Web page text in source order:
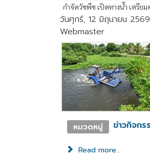
กำจัดวัชพืช เปิดทางน้ำ เตรีย
วันศุกร์, 12 มิถุนายน 2569
Webmaster
หมวดหมู่ ข่าวกิจกร
Read more...